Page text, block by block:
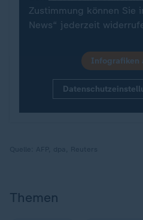
Zustimmung können Sie
News“ jederzeit
Infografiken
Themen